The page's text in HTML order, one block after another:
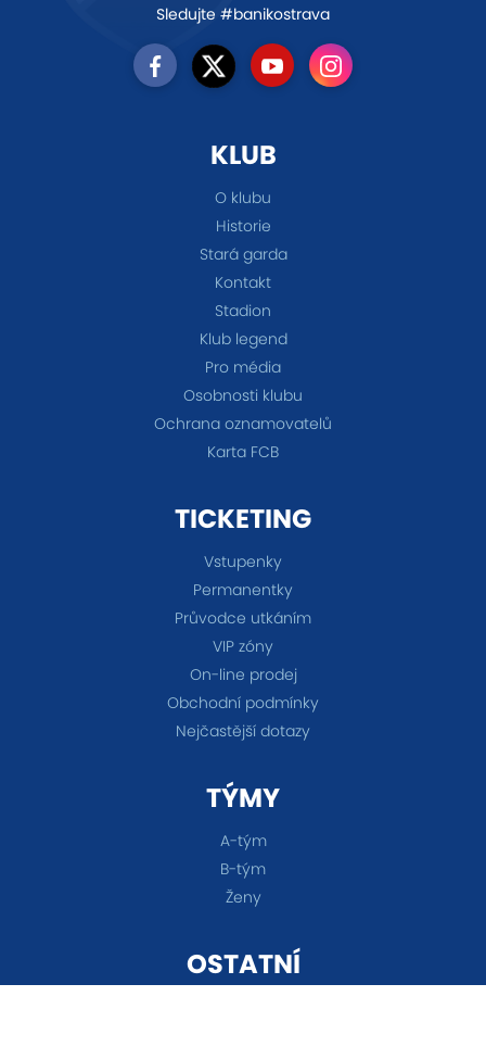
Sledujte #banikostrava
KLUB
O klubu
Historie
Stará garda
Kontakt
Stadion
Klub legend
Pro média
Osobnosti klubu
Ochrana oznamovatelů
Karta FCB
TICKETING
Vstupenky
Permanentky
Průvodce utkáním
VIP zóny
On-line prodej
Obchodní podmínky
Nejčastější dotazy
TÝMY
A-tým
B-tým
Ženy
OSTATNÍ